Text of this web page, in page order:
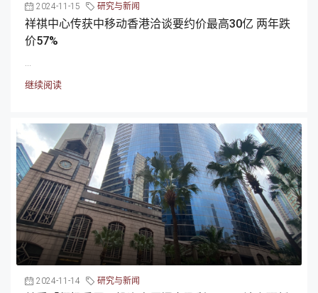
2024-11-15 研究与新闻
祥祺中心传获中移动香港洽谈要约价最高30亿 两年跌
价57%
继续阅读
2024-11-14 研究与新闻